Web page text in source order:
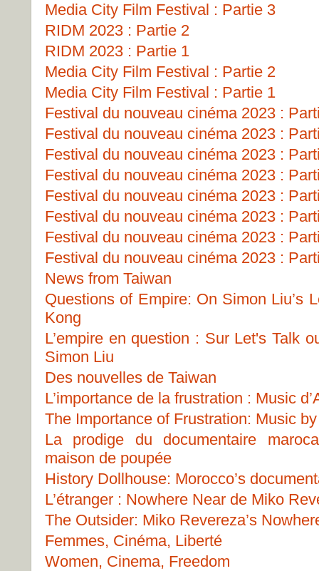
Media City Film Festival : Partie 3
RIDM 2023 : Partie 2
RIDM 2023 : Partie 1
Media City Film Festival : Partie 2
Media City Film Festival : Partie 1
Festival du nouveau cinéma 2023 :
Festival du nouveau cinéma 2023 :
Festival du nouveau cinéma 2023 :
Festival du nouveau cinéma 2023 :
Festival du nouveau cinéma 2023 :
Festival du nouveau cinéma 2023 :
Festival du nouveau cinéma 2023 :
Festival du nouveau cinéma 2023 :
News from Taiwan
Questions of Empire: On Simon Liu’s
Kong
L’empire en question : Sur Let's Talk
Simon Liu
Des nouvelles de Taiwan
L’importance de la frustration : Music
The Importance of Frustration: Music
La prodige du documentaire
maison de poupée
History Dollhouse: Morocco’s
L’étranger : Nowhere Near de Miko
The Outsider: Miko Revereza’s
Femmes, Cinéma, Liberté
Women, Cinema, Freedom